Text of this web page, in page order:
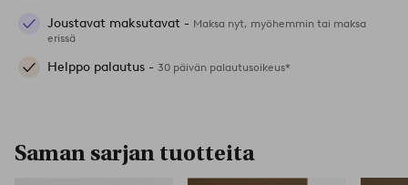
Joustavat maksutavat - Maksa nyt, myöhemmin tai maksa
erissä
Helppo palautus - 30 päivän palautusoikeus*
Saman sarjan tuotteita